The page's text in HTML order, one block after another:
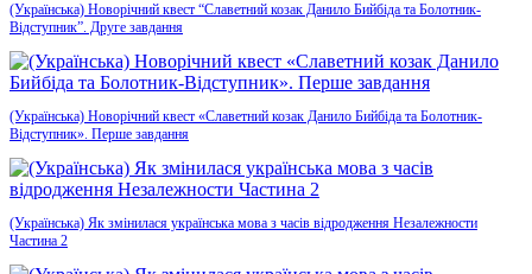
(Українська) Новорічний квест “Славетний козак Данило Бийбіда та Болотник-
Відступник”. Друге завдання
(Українська) Новорічний квест «Славетний козак Данило Бийбіда та Болотник-
Відступник». Перше завдання
(Українська) Як змінилася українська мова з часів відродження Незалежности
Частина 2